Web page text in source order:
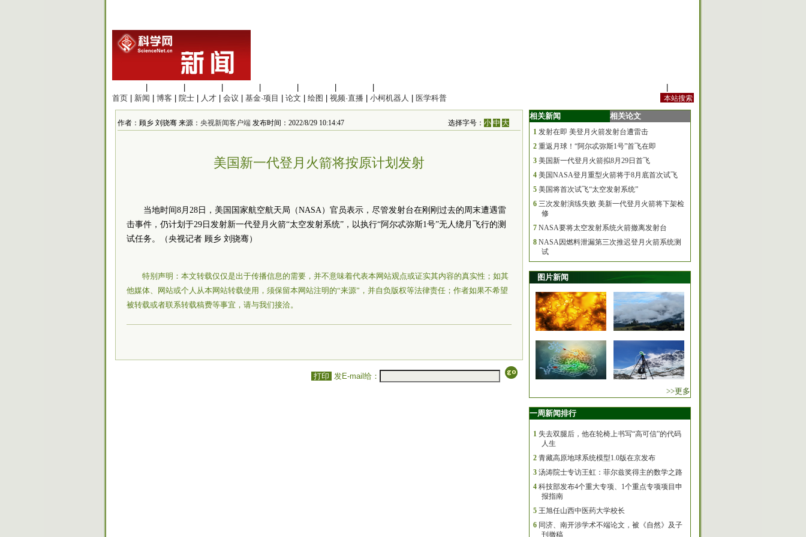
首页
新闻 博客 院士 人才 会议 基金·项目 论文 绘图 视频·直播 小柯机器人 医学科普
作者：顾乡 刘骁骞 来源： 央视新闻客户端 发布时间：2022/8/29 10:14:47 选择字号：小 中 大
美国新一代登月火箭将按原计划发射
当地时间8月28日，美国国家航空航天局（NASA） 官员表示，尽管发射台在刚刚过去的周末遭遇雷
击事件，仍计划于29日发射新一代登月火箭“太空发射系统”，以执行“阿尔忒弥斯1号”无人绕月飞行的测
试任务。（央视记者 顾乡 刘骁骞）
特别声明：本文转载仅仅是出于传播信息的需要，并不意味着代表本网站观点或证实其内容的真实性；如其
他媒体、网站或个人从本网站转载使用，须保留本网站注明的“来源”，并自负版权等法律责任；作者如果不希望
被转载或者联系转载稿费等事宜，请与我们接洽。
打印 发E-mail给：
相关新闻 相关论文
1 发射在即 美登月火箭发射台遭雷击
2 重返月球！“阿尔忒弥斯1号”首飞在即
3 美国新一代登月火箭拟8月29日首飞
4 美国NASA登月重型火箭将于8月底首次试飞
5 美国将首次试飞“太空发射系统”
6 三次发射演练失败 美新一代登月火箭将下架检
修
7 NASA要将太空发射系统火箭撤离发射台
8 NASA因燃料泄漏第三次推迟登月火箭系统测
试
图片新闻
>>更多
一周新闻排行
1 失去双腿后，他在轮椅上书写“高可信”的代码
人生
2 青藏高原地球系统模型1.0版在京发布
3 汤涛院士专访王虹：菲尔兹奖得主的数学之路
4 科技部发布4个重大专项、1个重点专项项目申
报指南
5 王旭任山西中医药大学校长
6 同济、南开涉学术不端论文，被《自然》及子
刊撤稿